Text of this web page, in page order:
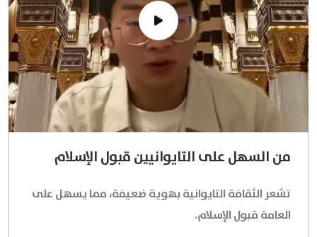
من السهل على التايوانيين قبول الإسلام
تشعر الثقافة التايوانية بهوية ضعيفة، مما يسهل على
العامة قبول الإسلام.